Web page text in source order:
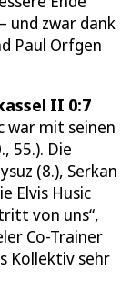
und zwar dank
Paul Orfgen
II 0:7
war mit seinen
55.). Die
(8.), Serkan
Elvis Husic
von uns“,
Co-Trainer
Kollektiv sehr